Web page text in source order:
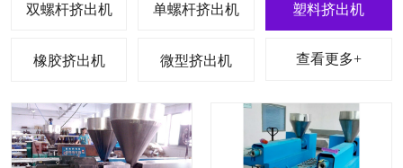
双螺杆挤出机 单螺杆挤出机 塑料挤出机
橡胶挤出机 微型挤出机 查看更多+